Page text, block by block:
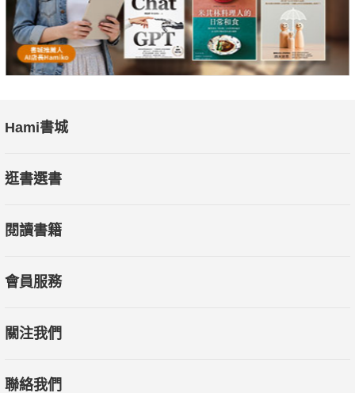
一直以來，大家都理所當然地認為，男人不在乎自己的健康。但
我們比以往更常去健身房，意志堅定地吃著更健康食品。而不管
你是哪種男人，有件事都是真的：我們都可以做得比現在更好。
在一組專家的協助之下，我們規畫出一項為期6個星期的綜合改
不容易，但可以辦得到。我們所有人都可以。
我們總認為兩全不能其美、魚與熊掌不能兼得，然而，Porsche
們特地飛到義大利Bari試駕全新911 Targa，在蔚藍海岸裡找尋答
Hami書城
逛書選書
閱讀書籍
會員服務
關注我們
聯絡我們